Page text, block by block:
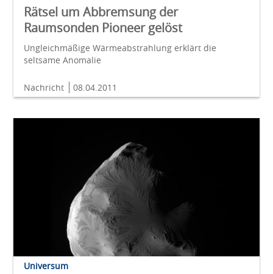
Rätsel um Abbremsung der
Raumsonden Pioneer gelöst
Ungleichmäßige Wärmeabstrahlung erklärt die
seltsame Anomalie
Nachricht 08.04.2011
Universum